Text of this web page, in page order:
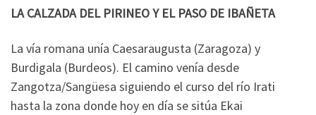
LA CALZADA DEL PIRINEO Y EL PASO DE IBAÑETA
La vía romana unía Caesaraugusta (Zaragoza) y
Burdigala (Burdeos). El camino venía desde
Zangotza/Sangüesa siguiendo el curso del río Irati
hasta la zona donde hoy en día se sitúa Ekai